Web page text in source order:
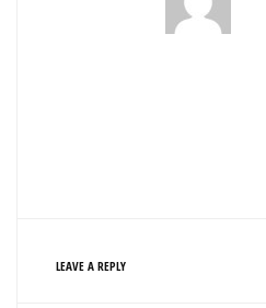
LEAVE A REPLY